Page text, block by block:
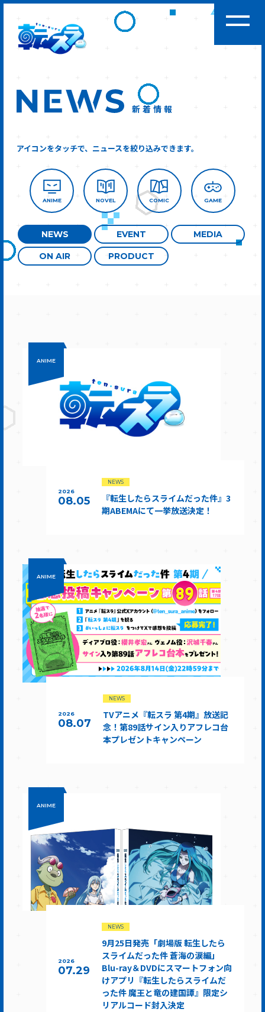
新着情報
アイコンをタッチで、ニュースを絞り込みできます。
ANIME NOVEL COMIC GAME
NEWS EVENT MEDIA
ON AIR PRODUCT
ANIME
2026
08.05
NEWS
『転生したらスライムだった件』3
期ABEMAにて一挙放送決定！
ANIME
2026
08.07
NEWS
TVアニメ『転スラ 第4期』放送記
念！第89話サイン入りアフレコ台
本プレゼントキャンペーン
ANIME
2026
07.29
NEWS
9月25日発売「劇場版 転生したら
スライムだった件 蒼海の涙編」
Blu-ray＆DVDにスマートフォン向
けアプリ『転生したらスライムだ
った件 魔王と竜の建国譚』限定シ
リアルコード封入決定